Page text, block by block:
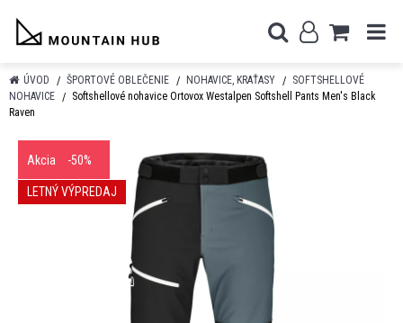
ÚVOD ŠPORTOVÉ OBLEČENIE NOHAVICE, KRAŤASY
SOFTSHELLOVÉ
NOHAVICE
Softshellové nohavice Ortovox Westalpen Softshell Pants Men's Black
Raven
Akcia -50%
LETNÝ VÝPREDAJ